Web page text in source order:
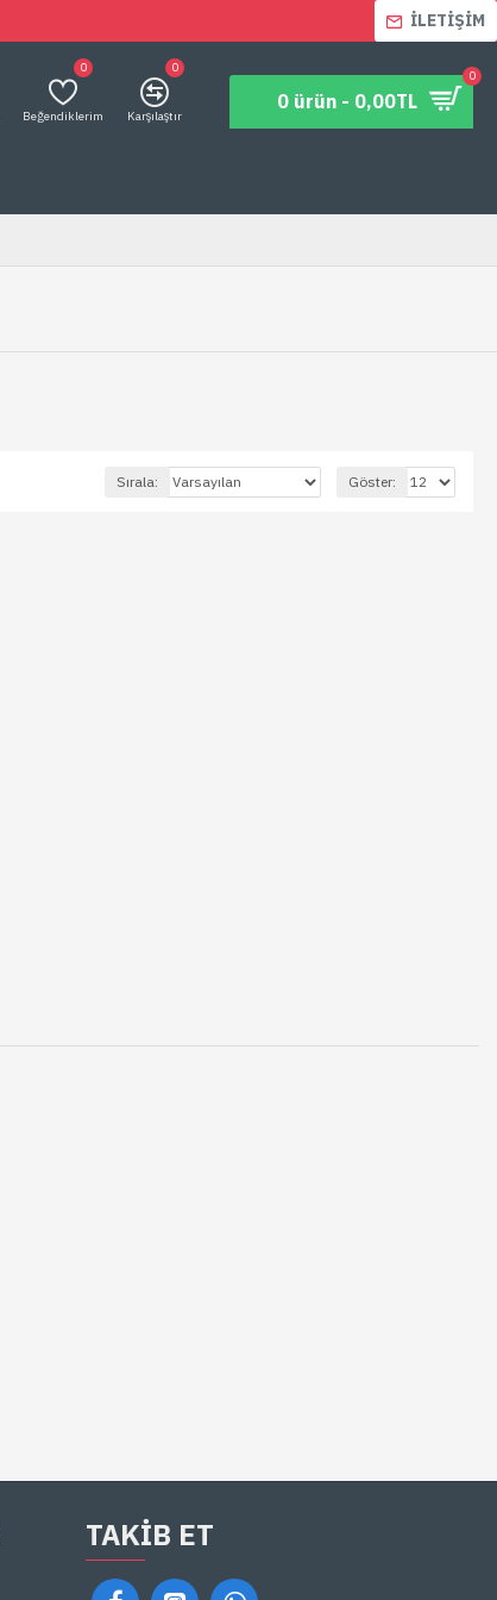
İLETIŞIM
Beğendiklerim
0
Karşılaştır
0
0 ürün - 0,00TL
0
Sırala: Göster:
TAKIB ET